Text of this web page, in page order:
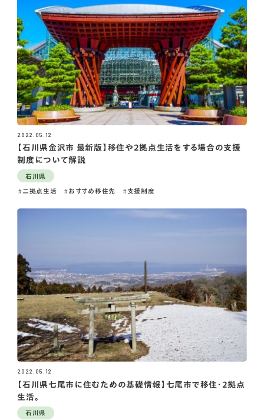
2022.05.12
【石川県金沢市 最新版】移住や2拠点生活をする場合の支援
制度について解説
石川県
二拠点生活 おすすめ移住先 支援制度
2022.05.12
【石川県七尾市に住むための基礎情報】七尾市で移住・2拠点
生活。
石川県